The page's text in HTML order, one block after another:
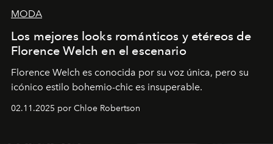
MODA
Los mejores looks románticos y etéreos de
Florence Welch en el escenario
Florence Welch es conocida por su voz única, pero su
icónico estilo bohemio-chic es insuperable.
02.11.2025 por Chloe Robertson